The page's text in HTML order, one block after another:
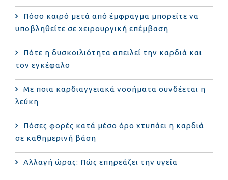
Πόσο καιρό μετά από έμφραγμα μπορείτε να
υποβληθείτε σε χειρουργική επέμβαση
Πότε η δυσκοιλιότητα απειλεί την καρδιά και
τον εγκέφαλο
Με ποια καρδιαγγειακά νοσήματα συνδέεται η
λεύκη
Πόσες φορές κατά μέσο όρο χτυπάει η καρδιά
σε καθημερινή βάση
Αλλαγή ώρας: Πώς επηρεάζει την υγεία